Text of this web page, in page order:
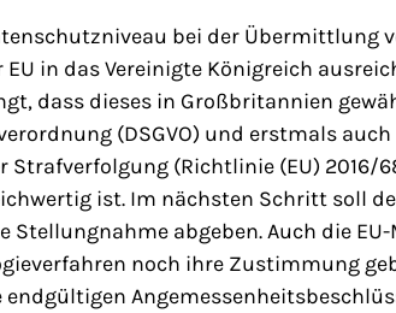
bei der Übermittlung
in das Vereinigte Königreich
dass dieses in Großbritannien
(DSGVO) und erstmals
(Richtlinie (EU) 2016/
ist. Im nächsten Schritt soll
Stellungnahme abgeben. Auch die
noch ihre Zustimmung